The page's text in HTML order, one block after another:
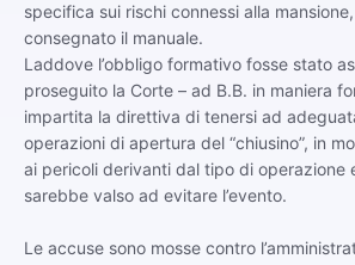
specifica sui rischi connessi alla
consegnato il manuale.
Laddove l’obbligo formativo fosse stato
proseguito la Corte – ad B.B. in maniera
impartita la direttiva di tenersi ad
operazioni di apertura del “chiusino”, in
ai pericoli derivanti dal tipo di operazione
sarebbe valso ad evitare l’evento.
Le accuse sono mosse contro